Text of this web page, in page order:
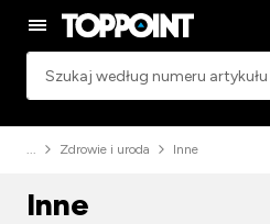
Zdrowie i uroda Inne
Inne